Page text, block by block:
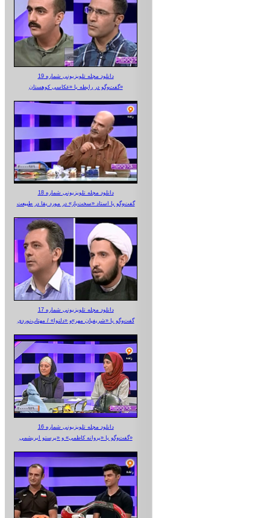
دانلود مجله تلویزیونی شماره 19
گفت‌وگو در رابطه با «عکاسی کوهستان»
دانلود مجله تلویزیونی شماره 18
گفت‌وگو با استاد «سخت‌باز» در مورد بقا در طبیعت
دانلود مجله تلویزیونی شماره 17
گفت‌وگو با «شریفیان مهر»‌و «دلنوا» / مهتاب‌نوردی
دانلود مجله تلویزیونی شماره 16
گفت‌وگو با «پروانه کاظمی» و «پرستو‌ ابریشمی»